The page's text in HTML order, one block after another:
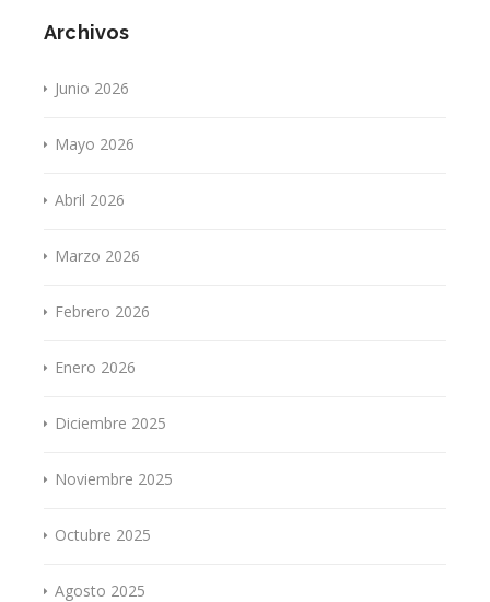
Archivos
Junio 2026
Mayo 2026
Abril 2026
Marzo 2026
Febrero 2026
Enero 2026
Diciembre 2025
Noviembre 2025
Octubre 2025
Agosto 2025